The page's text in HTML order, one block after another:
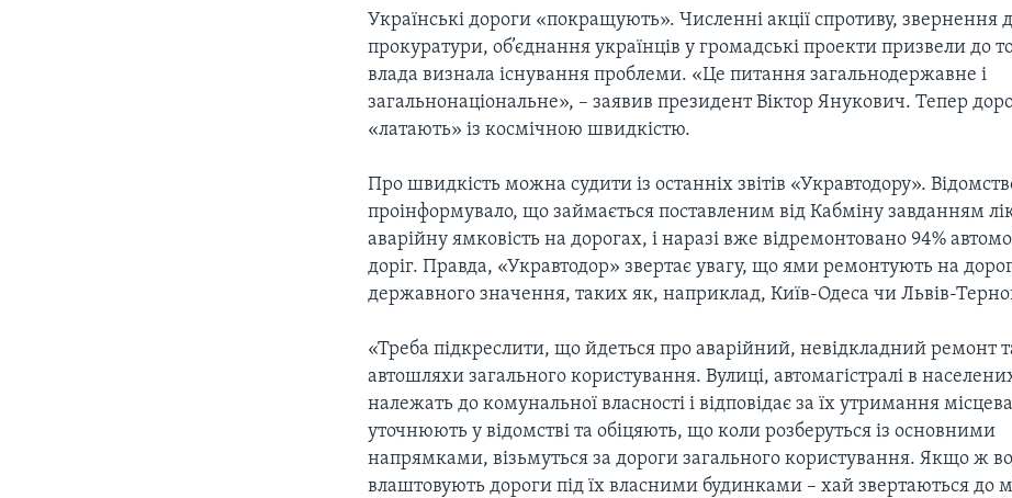
Українські дороги «покращують». Численні акції спротиву, звернення
прокуратури, об’єднання українців у громадські проекти призвели до
влада визнала існування проблеми. «Це питання загальнодержавне і
загальнонаціональне», – заявив президент Віктор Янукович. Тепер
«латають» із космічною швидкістю.
Про швидкість можна судити із останніх звітів «Укравтодору».
проінформувало, що займається поставленим від Кабміну завданням
аварійну ямковість на дорогах, і наразі вже відремонтовано 94%
доріг. Правда, «Укравтодор» звертає увагу, що ями ремонтують на
державного значення, таких як, наприклад, Київ-Одеса чи Львів-
«Треба підкреслити, що йдеться про аварійний, невідкладний ремонт
автошляхи загального користування. Вулиці, автомагістралі в
належать до комунальної власності і відповідає за їх утримання
уточнюють у відомстві та обіцяють, що коли розберуться із основними
напрямками, візьмуться за дороги загального користування. Якщо ж
влаштовують дороги під їх власними будинками – хай звертаються до